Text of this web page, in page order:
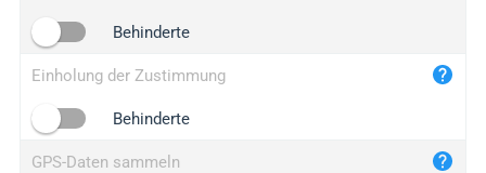
2no.co
yip.su
iplogger.info
Behinderte
Einholung der Zustimmung
Behinderte
GPS-Daten sammeln